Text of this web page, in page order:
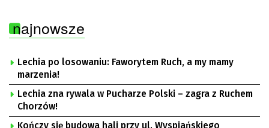
najnowsze
Lechia po losowaniu: Faworytem Ruch, a my mamy
marzenia!
Lechia zna rywala w Pucharze Polski – zagra z Ruchem
Chorzów!
Kończy się budowa hali przy ul. Wyspiańskiego